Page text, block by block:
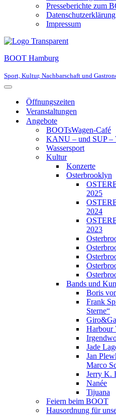
Presseberichte zum
Datenschutzerklärung
Impressum
BOOT Hamburg
Sport, Kultur, Nachbarschaft und
Navigationsmenü
Öffnungszeiten
Veranstaltungen
Angebote
BOOTsWagen-Café
KANU – und SUP –
Wassersport
Kultur
Konzerte
Osterbrooklyn
2025
2024
2023
Bands und
Boris
Frank
Sterne“
Harbour
Jade
Jan
Marco
Jerry K.
Nanée
Tijuana
Feiern beim BOOT
Hausordnung für